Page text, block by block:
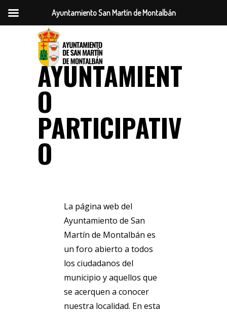
AYUNTAMIENT
O
PARTICIPATIV
O
La página web del
Ayuntamiento de San
Martín de Montalbán es
un foro abierto a todos
los ciudadanos del
municipio y aquellos que
se acerquen a conocer
nuestra localidad. En esta
Ayuntamiento San Martín de Montalbán